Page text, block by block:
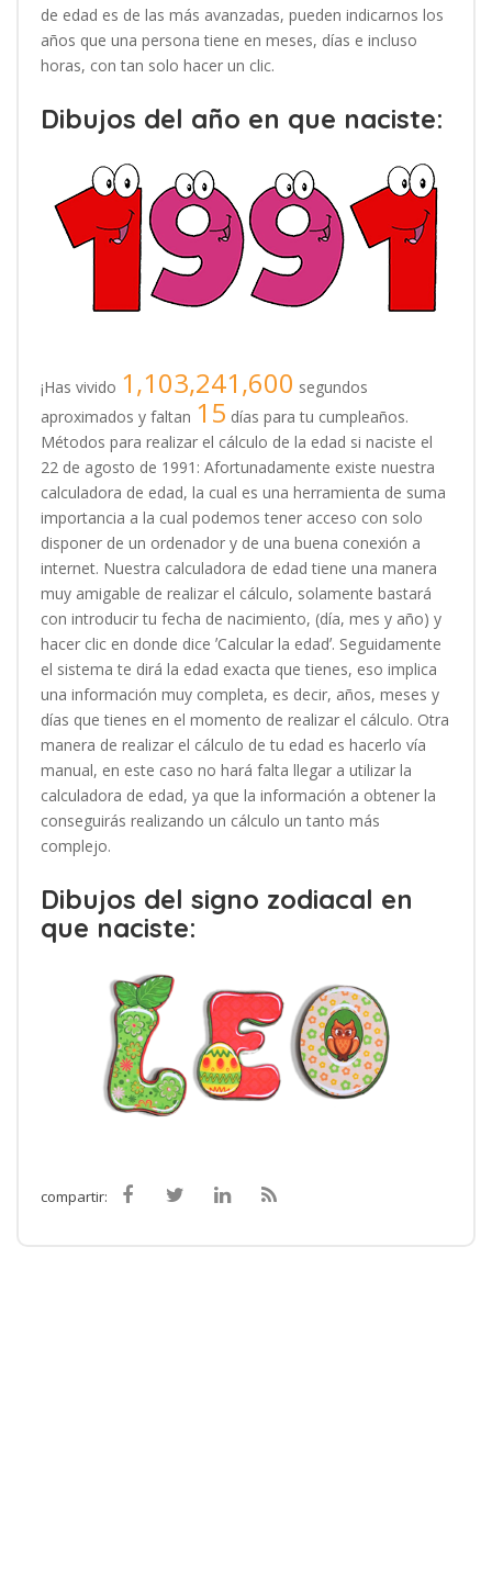
de edad es de las más avanzadas, pueden indicarnos los
años que una persona tiene en meses, días e incluso
horas, con tan solo hacer un clic.
Dibujos del año en que naciste:
¡Has vivido 1,103,241,600 segundos
aproximados y faltan 15 días para tu cumpleaños.
Métodos para realizar el cálculo de la edad si naciste el
22 de agosto de 1991: Afortunadamente existe nuestra
calculadora de edad, la cual es una herramienta de suma
importancia a la cual podemos tener acceso con solo
disponer de un ordenador y de una buena conexión a
internet. Nuestra calculadora de edad tiene una manera
muy amigable de realizar el cálculo, solamente bastará
con introducir tu fecha de nacimiento, (día, mes y año) y
hacer clic en donde dice ʼCalcular la edadʼ. Seguidamente
el sistema te dirá la edad exacta que tienes, eso implica
una información muy completa, es decir, años, meses y
días que tienes en el momento de realizar el cálculo. Otra
manera de realizar el cálculo de tu edad es hacerlo vía
manual, en este caso no hará falta llegar a utilizar la
calculadora de edad, ya que la información a obtener la
conseguirás realizando un cálculo un tanto más
complejo.
Dibujos del signo zodiacal en
que naciste:
compartir: